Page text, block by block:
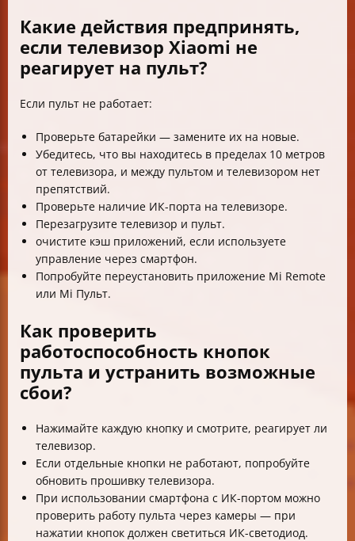
Какие действия предпринять,
если телевизор Xiaomi не
реагирует на пульт?
Если пульт не работает:
Проверьте батарейки — замените их на новые.
Убедитесь, что вы находитесь в пределах 10 метров
от телевизора, и между пультом и телевизором нет
препятствий.
Проверьте наличие ИК-порта на телевизоре.
Перезагрузите телевизор и пульт.
очистите кэш приложений, если используете
управление через смартфон.
Попробуйте переустановить приложение Mi Remote
или Mi Пульт.
Как проверить
работоспособность кнопок
пульта и устранить возможные
сбои?
Нажимайте каждую кнопку и смотрите, реагирует ли
телевизор.
Если отдельные кнопки не работают, попробуйте
обновить прошивку телевизора.
При использовании смартфона с ИК-портом можно
проверить работу пульта через камеры — при
нажатии кнопок должен светиться ИК-светодиод.